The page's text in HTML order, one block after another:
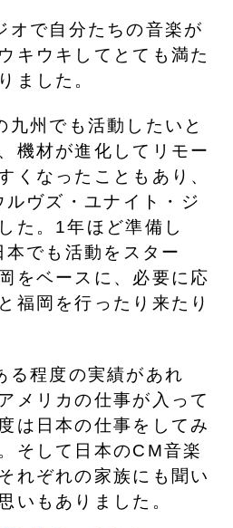
オで自分たちの音楽が
キウキしてとても満た
ました。
九州でも活動したいと
機材が進化してリモー
くなったこともあり、
ヴズ・ユナイト・ジ
た。1年ほど準備し
でも活動をスター
をベースに、必要に応
福岡を行ったり来たり
る程度の実績があれ
メリカの仕事が入って
は日本の仕事をしてみ
そして日本のCM音楽
れぞれの家族にも聞い
いもありました。